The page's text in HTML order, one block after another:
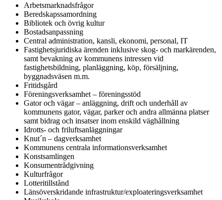
Arbetsmarknadsfrågor
Beredskapssamordning
Bibliotek och övrig kultur
Bostadsanpassning
Central administration, kansli, ekonomi, personal, IT
Fastighetsjuridiska ärenden inklusive skog- och markärenden,
samt bevakning av kommunens intressen vid
fastighetsbildning, planläggning, köp, försäljning,
byggnadsväsen m.m.
Fritidsgård
Föreningsverksamhet – föreningsstöd
Gator och vägar – anläggning, drift och underhåll av
kommunens gator, vägar, parker och andra allmänna platser
samt bidrag och insatser inom enskild väghållning
Idrotts- och friluftsanläggningar
Knut´n – dagverksamhet
Kommunens centrala informationsverksamhet
Konstsamlingen
Konsumentrådgivning
Kulturfrågor
Lotteritillstånd
Länsöverskridande infrastruktur/exploateringsverksamhet